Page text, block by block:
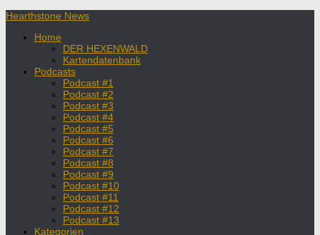
Hearthstone News
Home
DER HEXENWALD
Kartendatenbank
Podcasts
Podcast #1
Podcast #2
Podcast #3
Podcast #4
Podcast #5
Podcast #6
Podcast #7
Podcast #8
Podcast #9
Podcast #10
Podcast #11
Podcast #12
Podcast #13
Kategorien